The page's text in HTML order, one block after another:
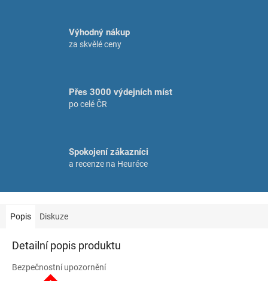
Výhodný nákup
za skvělé ceny
Přes 3000 výdejních míst
po celé ČR
Spokojení zákazníci
a recenze na Heuréce
Popis Diskuze
Detailní popis produktu
Bezpečnostní upozornění